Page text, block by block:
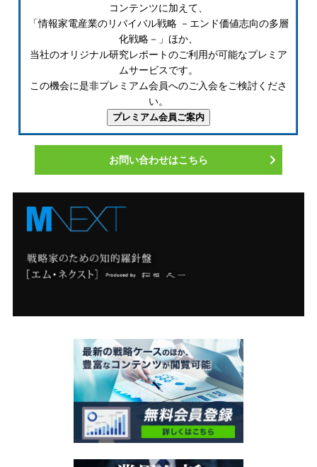
コンテンツに加えて、
「情報家電産業のリバイバル戦略 －エンド価値志向の多層
化戦略－」ほか、
当社のオリジナル研究レポートのご利用が可能なプレミア
ムサービスです。
この機会に是非プレミアム会員へのご入会をご検討くださ
い。
お問い合わせはこちら